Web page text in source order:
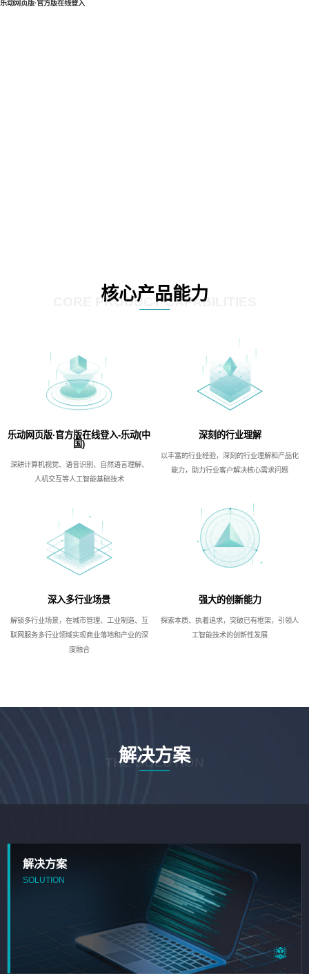
乐动网页版·官方版在线登入
核心产品能力
CORE PRODUCT CAPABILITIES
乐动网页版·官方版在线登入-乐动(中
国)
深耕计算机视觉、语音识别、自然语言理解、
人机交互等人工智能基础技术
深刻的行业理解
以丰富的行业经验，深刻的行业理解和产品化
能力，助力行业客户解决核心需求问题
深入多行业场景
解锁多行业场景，在城市管理、工业制造、互
联网服务多行业领域实现商业落地和产业的深
度融合
强大的创新能力
探索本质、执着追求，突破已有框架，引领人
工智能技术的创新性发展
解决方案
THE SOLUTION
解决方案
SOLUTION